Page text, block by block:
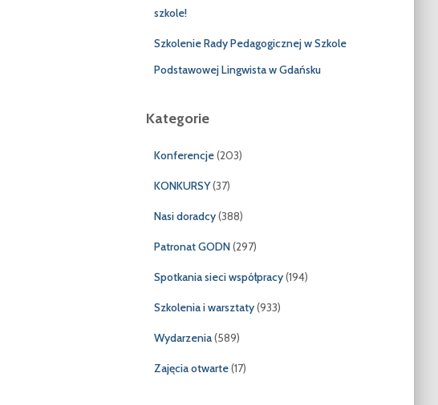
szkole!
Szkolenie Rady Pedagogicznej w Szkole
Podstawowej Lingwista w Gdańsku
Kategorie
Konferencje(203)
KONKURSY(37)
Nasi doradcy(388)
Patronat GODN(297)
Spotkania sieci współpracy(194)
Szkolenia i warsztaty(933)
Wydarzenia(589)
Zajęcia otwarte(17)